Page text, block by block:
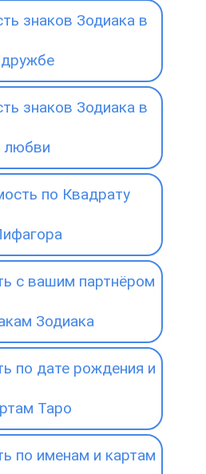
знаков Зодиака в
дружбе
знаков Зодиака в
любви
по Квадрату
с вашим партнёром
Зодиака
по дате рождения и
Таро
по именам и картам